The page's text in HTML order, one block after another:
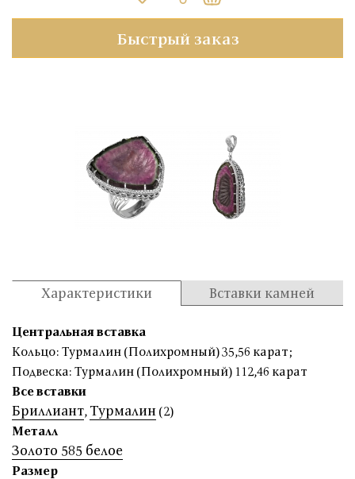
Быстрый заказ
Характеристики Вставки камней
Центральная вставка
Кольцо: Турмалин (Полихромный) 35,56 карат;
Подвеска: Турмалин (Полихромный) 112,46 карат
Все вставки
Бриллиант, Турмалин (2)
Металл
Золото 585 белое
Размер